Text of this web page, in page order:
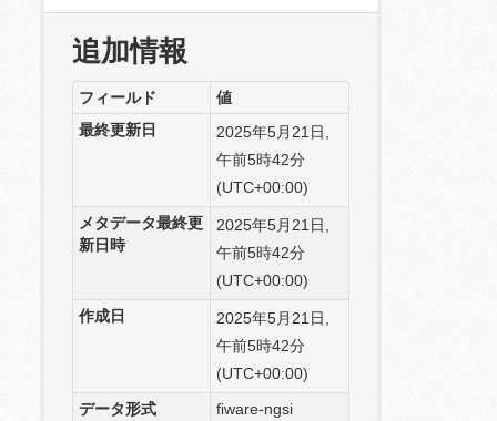
追加情報
フィールド
値
最終更新日
2025年5月21日,
午前5時42分
(UTC+00:00)
メタデータ最終更
新日時
2025年5月21日,
午前5時42分
(UTC+00:00)
作成日
2025年5月21日,
午前5時42分
(UTC+00:00)
データ形式
fiware-ngsi